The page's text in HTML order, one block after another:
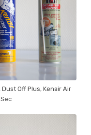
Off Plus, Kenair Air